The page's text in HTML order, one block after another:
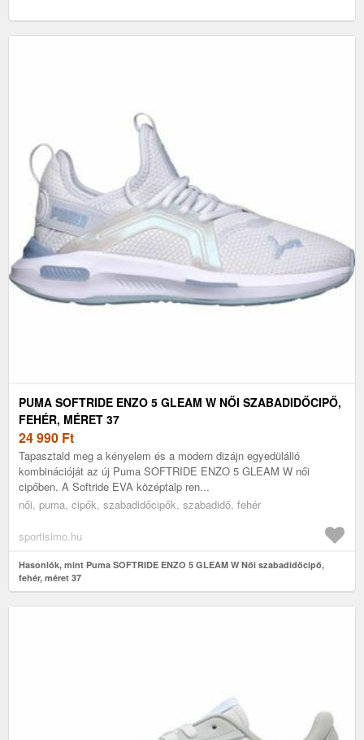
PUMA SOFTRIDE ENZO 5 GLEAM W NŐI SZABADIDŐCIPŐ,
FEHÉR, MÉRET 37
24 990 Ft
Tapasztald meg a kényelem és a modern dizájn egyedülálló
kombinációját az új Puma SOFTRIDE ENZO 5 GLEAM W női
cipőben. A Softride EVA középtalp ren...
női, puma, cipők, szabadidőcipők, szabadidő, fehér
sportisimo.hu
Hasonlók, mint Puma SOFTRIDE ENZO 5 GLEAM W Női szabadidőcipő,
fehér, méret 37